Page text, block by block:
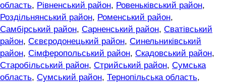
область, Рівненський район, Ровеньківський район,
Роздільнянський район, Роменський район,
Самбірський район, Сарненський район, Сватівський
район, Сєвєродонецький район, Синельниківський
район, Сімферопольський район, Скадовський район,
Старобільський район, Стрийський район, Сумська
область, Сумський район, Тернопільська область,